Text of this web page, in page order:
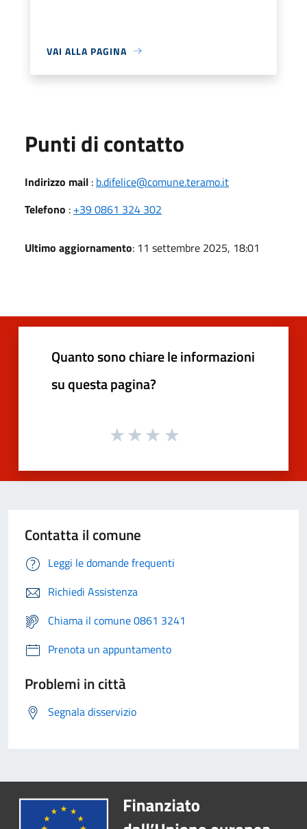
VAI ALLA PAGINA
Punti di contatto
Indirizzo mail : b.difelice@comune.teramo.it
Telefono : +39 0861 324 302
Ultimo aggiornamento: 11 settembre 2025, 18:01
Quanto sono chiare le informazioni
su questa pagina?
Contatta il comune
Leggi le domande frequenti
Richiedi Assistenza
Chiama il comune 0861 3241
Prenota un appuntamento
Problemi in città
Segnala disservizio